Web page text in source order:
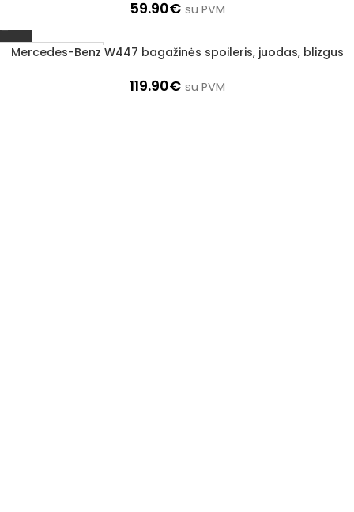
59.90€ su PVM
Užsakoma prekė
Mercedes-Benz W447 bagažinės spoileris, juodas, blizgus
119.90€ su PVM